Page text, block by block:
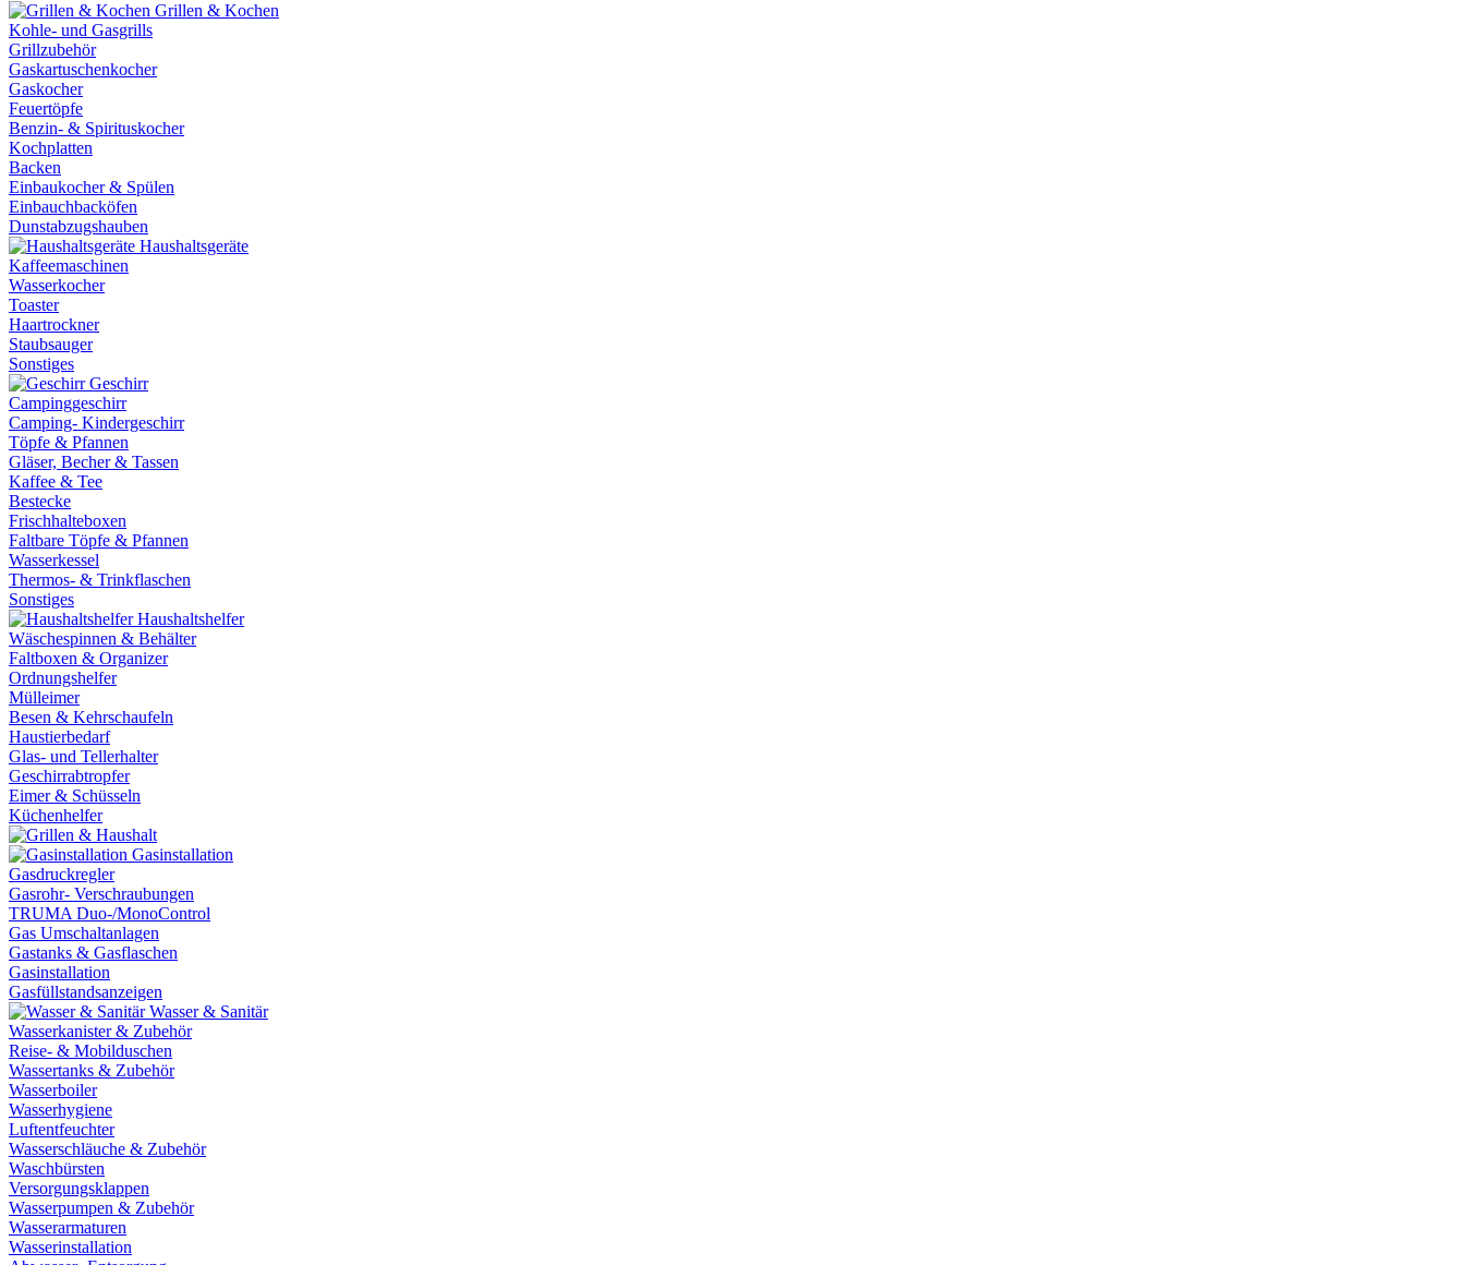
Grillen & Kochen
Kohle- und Gasgrills
Grillzubehör
Gaskartuschenkocher
Gaskocher
Feuertöpfe
Benzin- & Spirituskocher
Kochplatten
Backen
Einbaukocher & Spülen
Einbauchbacköfen
Dunstabzugshauben
Haushaltsgeräte
Kaffeemaschinen
Wasserkocher
Toaster
Haartrockner
Staubsauger
Sonstiges
Geschirr
Campinggeschirr
Camping- Kindergeschirr
Töpfe & Pfannen
Gläser, Becher & Tassen
Kaffee & Tee
Bestecke
Frischhalteboxen
Faltbare Töpfe & Pfannen
Wasserkessel
Thermos- & Trinkflaschen
Sonstiges
Haushaltshelfer
Wäschespinnen & Behälter
Faltboxen & Organizer
Ordnungshelfer
Mülleimer
Besen & Kehrschaufeln
Haustierbedarf
Glas- und Tellerhalter
Geschirrabtropfer
Eimer & Schüsseln
Küchenhelfer
Gasinstallation
Gasdruckregler
Gasrohr- Verschraubungen
TRUMA Duo-/MonoControl
Gas Umschaltanlagen
Gastanks & Gasflaschen
Gasinstallation
Gasfüllstandsanzeigen
Wasser & Sanitär
Wasserkanister & Zubehör
Reise- & Mobilduschen
Wassertanks & Zubehör
Wasserboiler
Wasserhygiene
Luftentfeuchter
Wasserschläuche & Zubehör
Waschbürsten
Versorgungsklappen
Wasserpumpen & Zubehör
Wasserarmaturen
Wasserinstallation